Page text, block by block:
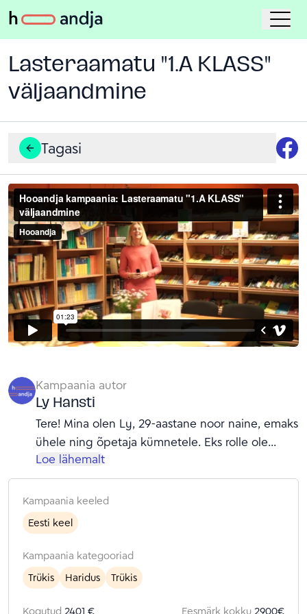
Lasteraamatu "1.A KLASS"
väljaandmine
Tagasi
Kampaania autor
Ly Hansti
Tere! Mina olen Ly, 29-aastane noor naine, emaks
ühele ning õpetaja kümnetele. Eks rolle ole
teisigi, aga hetkel näen põhjust justnimelt neid
nimetada. ..., et mind kõige paremini tundma
õppida, on sul võimalus lugeda minu esimest
raamatut "Normaalne on elada hästi."
Kirjutamine on olnud viis, kuidas oma mõtteid ja
tundeid jagada, ennast tervendada ning märki
maha jätta. Tegin seda jälle. Kirjutasin raamatu.
Seekord rohkem teiste jaoks. Nimelt laste, kes
alustavad oma kooliteed. Laste, kelle jaoks võib
Loe lähemalt
Kampaania keeled
Eesti keel
Kampaania kategooriad
Trükis
Haridus Trükis
Kogutud 2401 € Eesmärk kokku 2900€